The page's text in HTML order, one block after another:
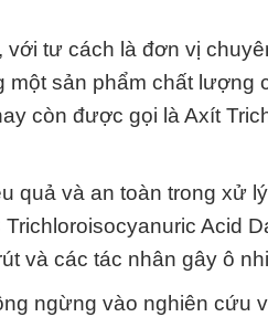
tư cách là đơn vị
sản phẩm chất lượng
còn được gọi là Axít
quả và an toàn trong xử
Acid
và các tác nhân gây ô
ngừng vào nghiên cứu